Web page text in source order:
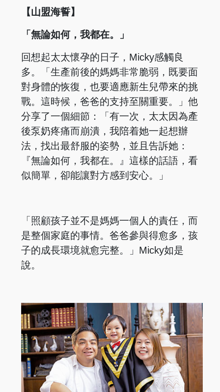
【山盟海誓】
「無論如何，我都在。」
回想起太太懷孕的日子，Micky感觸良
多。「生產前後的媽媽非常脆弱，既要面
對身體的恢復，也要適應新生兒帶來的挑
戰。這時候，爸爸的支持至關重要。」他
分享了一個細節：「有一次，太太因為產
後泵奶疼痛而崩潰，我陪着她一起想辦
法，找出最舒服的姿勢，並且告訴她：
『無論如何，我都在。』這樣的話語，看
似簡單，卻能讓對方感到安心。」
「照顧孩子並不是媽媽一個人的責任，而
是整個家庭的事情。爸爸參與得愈多，孩
子的成長環境就愈完整。」Micky如是
說。